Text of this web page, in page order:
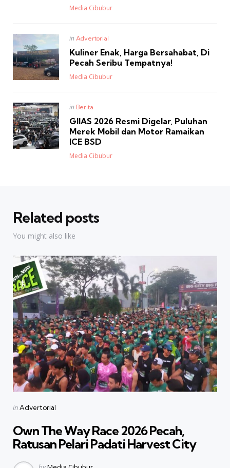
Posted
Media Cibubur
Posted
in
in Advertorial
Kuliner Enak, Harga Bersahabat, Di
Pecah Seribu Tempatnya!
Posted
Media Cibubur
Posted
in
in Berita
GIIAS 2026 Resmi Digelar, Puluhan
Merek Mobil dan Motor Ramaikan
ICE BSD
Posted
Media Cibubur
Related posts
You might also like
Categories
Posted
inAdvertorial
Own The Way Race 2026 Pecah,
Ratusan Pelari Padati Harvest City